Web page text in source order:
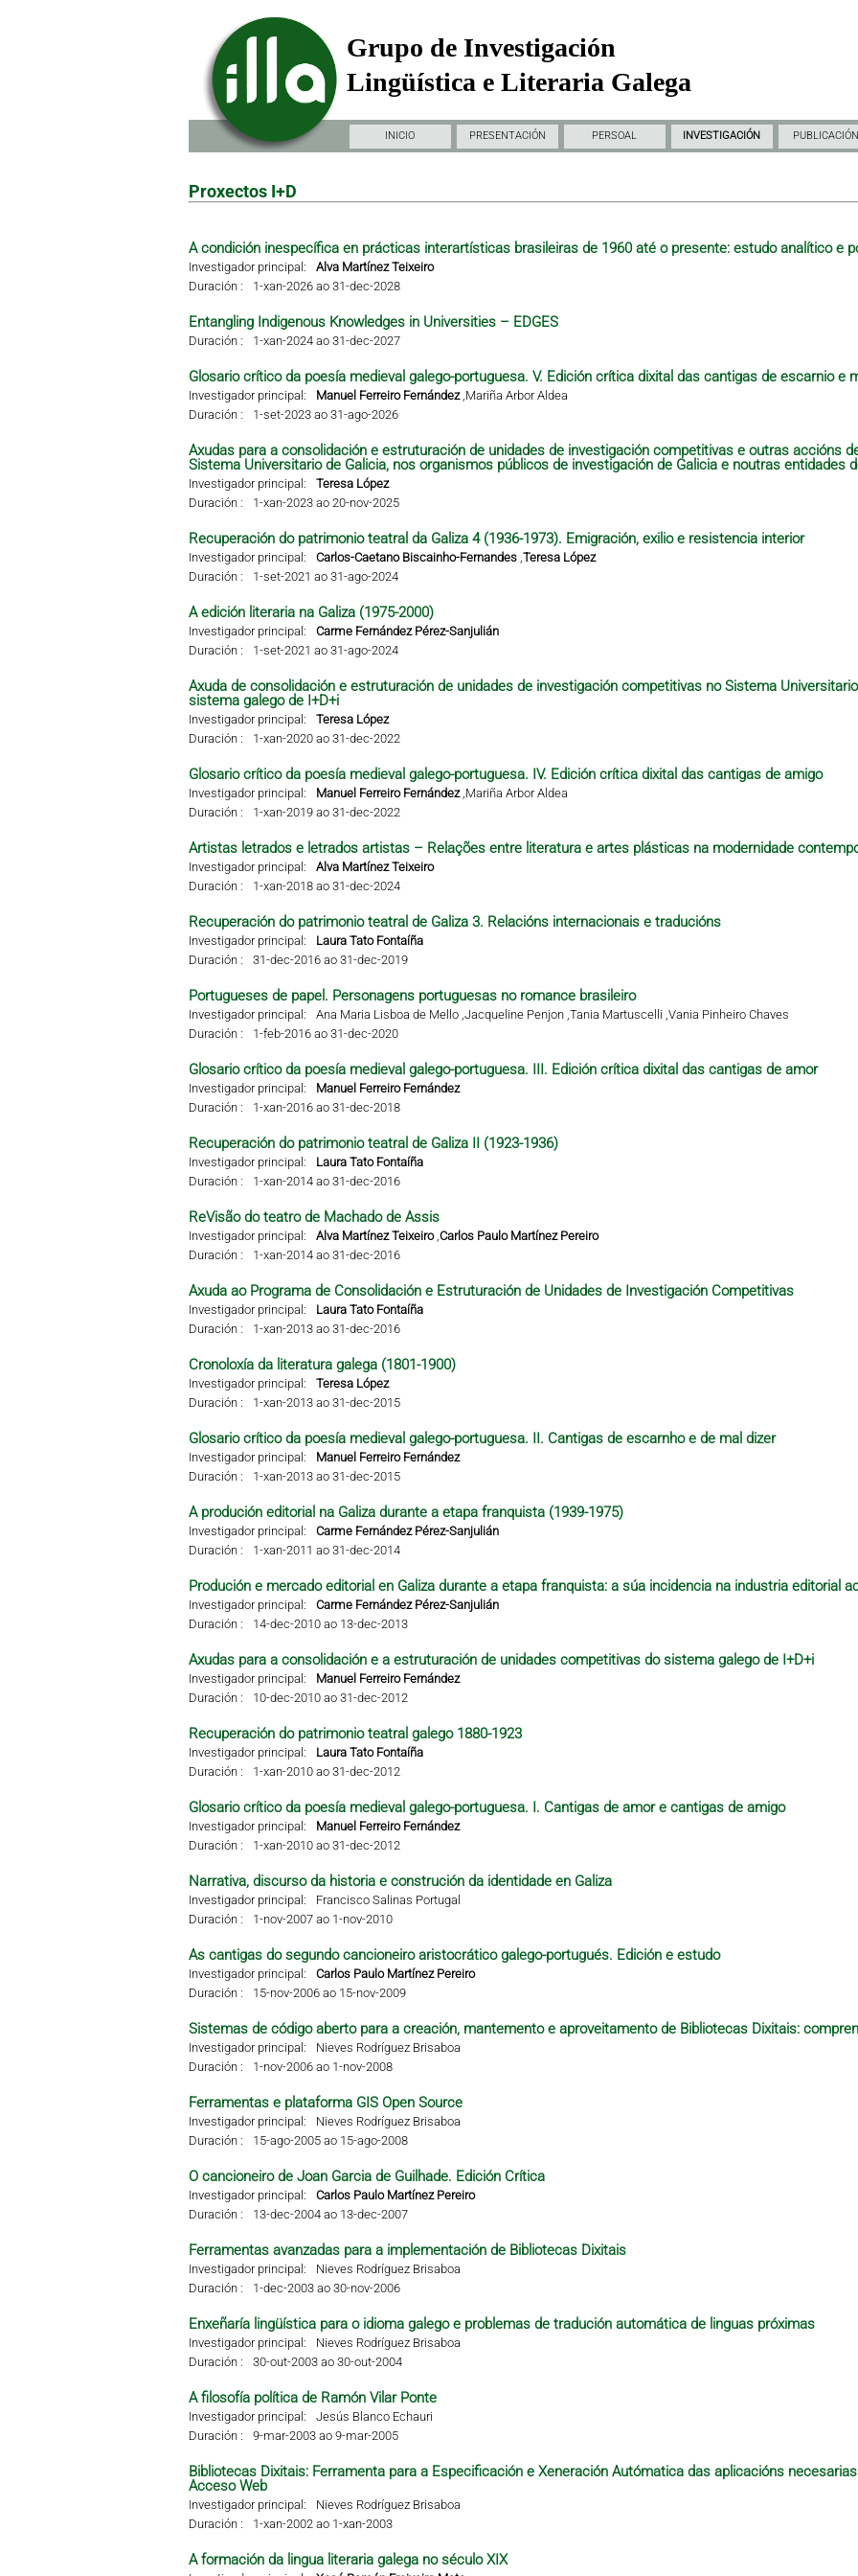
Grupo de Investigación
Lingüística e Literaria Galega
INICIO PRESENTACIÓN PERSOAL INVESTIGACIÓN
Proxectos I+D
A condición inespecífica en prácticas interartísticas brasileiras de 1960 até o presente: estudo analítico e
Investigador principal:
Alva Martínez Teixeiro
Duración :
1-xan-2026 ao 31-dec-2028
Entangling Indigenous Knowledges in Universities – EDGES
Duración : 1-xan-2024 ao 31-dec-2027
Glosario crítico da poesía medieval galego-portuguesa. V. Edición crítica dixital das cantigas de escarnio e
Investigador principal: Manuel Ferreiro Fernández,Mariña Arbor Aldea
Duración :
1-set-2023 ao 31-ago-2026
Axudas para a consolidación e estruturación de unidades de investigación competitivas e outras accións
Sistema Universitario de Galicia, nos organismos públicos de investigación de Galicia e noutras entidades
Investigador principal:
Teresa López
Duración :
1-xan-2023 ao 20-nov-2025
Recuperación do patrimonio teatral da Galiza 4 (1936-1973). Emigración, exilio e resistencia interior
Investigador principal: Carlos-Caetano Biscainho-Fernandes,Teresa López
Duración :
1-set-2021 ao 31-ago-2024
A edición literaria na Galiza (1975-2000)
Investigador principal:
Carme Fernández Pérez-Sanjulián
Duración :
1-set-2021 ao 31-ago-2024
Axuda de consolidación e estruturación de unidades de investigación competitivas no Sistema
sistema galego de I+D+i
Investigador principal:
Teresa López
Duración :
1-xan-2020 ao 31-dec-2022
Glosario crítico da poesía medieval galego-portuguesa. IV. Edición crítica dixital das cantigas de amigo
Investigador principal: Manuel Ferreiro Fernández,Mariña Arbor Aldea
Duración :
1-xan-2019 ao 31-dec-2022
Artistas letrados e letrados artistas – Relações entre literatura e artes plásticas na modernidade
Investigador principal:
Alva Martínez Teixeiro
Duración :
1-xan-2018 ao 31-dec-2024
Recuperación do patrimonio teatral de Galiza 3. Relacións internacionais e traducións
Investigador principal:
Laura Tato Fontaíña
Duración :
31-dec-2016 ao 31-dec-2019
Portugueses de papel. Personagens portuguesas no romance brasileiro
Investigador principal: Ana Maria Lisboa de Mello ,Jacqueline Penjon ,Tania Martuscelli ,Vania Pinheiro Chaves
Duración :
1-feb-2016 ao 31-dec-2020
Glosario crítico da poesía medieval galego-portuguesa. III. Edición crítica dixital das cantigas de amor
Investigador principal:
Manuel Ferreiro Fernández
Duración :
1-xan-2016 ao 31-dec-2018
Recuperación do patrimonio teatral de Galiza II (1923-1936)
Investigador principal:
Laura Tato Fontaíña
Duración :
1-xan-2014 ao 31-dec-2016
ReVisão do teatro de Machado de Assis
Investigador principal: Alva Martínez Teixeiro,Carlos Paulo Martínez Pereiro
Duración :
1-xan-2014 ao 31-dec-2016
Axuda ao Programa de Consolidación e Estruturación de Unidades de Investigación Competitivas
Investigador principal:
Laura Tato Fontaíña
Duración :
1-xan-2013 ao 31-dec-2016
Cronoloxía da literatura galega (1801-1900)
Investigador principal:
Teresa López
Duración :
1-xan-2013 ao 31-dec-2015
Glosario crítico da poesía medieval galego-portuguesa. II. Cantigas de escarnho e de mal dizer
Investigador principal:
Manuel Ferreiro Fernández
Duración :
1-xan-2013 ao 31-dec-2015
A produción editorial na Galiza durante a etapa franquista (1939-1975)
Investigador principal:
Carme Fernández Pérez-Sanjulián
Duración :
1-xan-2011 ao 31-dec-2014
Produción e mercado editorial en Galiza durante a etapa franquista: a súa incidencia na industria editorial
Investigador principal:
Carme Fernández Pérez-Sanjulián
Duración :
14-dec-2010 ao 13-dec-2013
Axudas para a consolidación e a estruturación de unidades competitivas do sistema galego de I+D+i
Investigador principal:
Manuel Ferreiro Fernández
Duración :
10-dec-2010 ao 31-dec-2012
Recuperación do patrimonio teatral galego 1880-1923
Investigador principal:
Laura Tato Fontaíña
Duración :
1-xan-2010 ao 31-dec-2012
Glosario crítico da poesía medieval galego-portuguesa. I. Cantigas de amor e cantigas de amigo
Investigador principal:
Manuel Ferreiro Fernández
Duración :
1-xan-2010 ao 31-dec-2012
Narrativa, discurso da historia e construción da identidade en Galiza
Investigador principal:
Francisco Salinas Portugal
Duración :
1-nov-2007 ao 1-nov-2010
As cantigas do segundo cancioneiro aristocrático galego-portugués. Edición e estudo
Investigador principal:
Carlos Paulo Martínez Pereiro
Duración :
15-nov-2006 ao 15-nov-2009
Sistemas de código aberto para a creación, mantemento e aproveitamento de Bibliotecas Dixitais:
Investigador principal:
Nieves Rodríguez Brisaboa
Duración :
1-nov-2006 ao 1-nov-2008
Ferramentas e plataforma GIS Open Source
Investigador principal:
Nieves Rodríguez Brisaboa
Duración :
15-ago-2005 ao 15-ago-2008
O cancioneiro de Joan Garcia de Guilhade. Edición Crítica
Investigador principal:
Carlos Paulo Martínez Pereiro
Duración :
13-dec-2004 ao 13-dec-2007
Ferramentas avanzadas para a implementación de Bibliotecas Dixitais
Investigador principal:
Nieves Rodríguez Brisaboa
Duración :
1-dec-2003 ao 30-nov-2006
Enxeñaría lingüística para o idioma galego e problemas de tradución automática de linguas próximas
Investigador principal:
Nieves Rodríguez Brisaboa
Duración :
30-out-2003 ao 30-out-2004
A filosofía política de Ramón Vilar Ponte
Investigador principal:
Jesús Blanco Echauri
Duración :
9-mar-2003 ao 9-mar-2005
Bibliotecas Dixitais: Ferramenta para a Especificación e Xeneración Autómatica das aplicacións
Acceso Web
Investigador principal:
Nieves Rodríguez Brisaboa
Duración :
1-xan-2002 ao 1-xan-2003
A formación da lingua literaria galega no século XIX